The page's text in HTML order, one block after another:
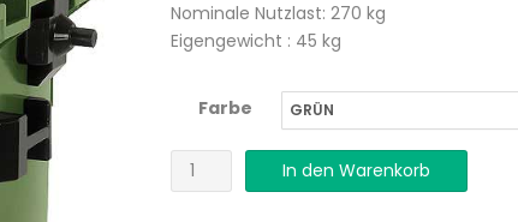
Nominale Nutzlast: 270 kg
Eigengewicht : 45 kg
Farbe
Müllgroßbehälter
660
In den Warenkorb